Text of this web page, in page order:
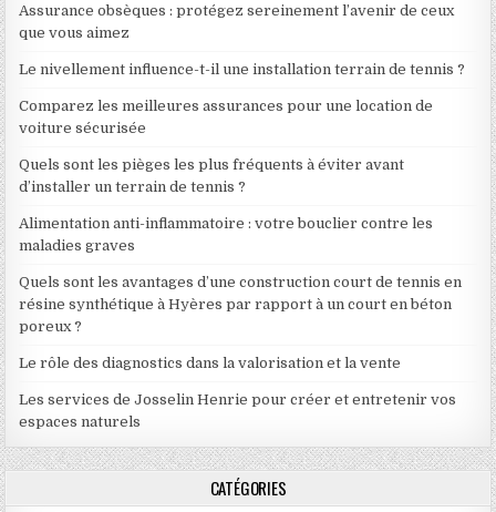
Assurance obsèques : protégez sereinement l’avenir de ceux
que vous aimez
Le nivellement influence-t-il une installation terrain de tennis ?
Comparez les meilleures assurances pour une location de
voiture sécurisée
Quels sont les pièges les plus fréquents à éviter avant
d’installer un terrain de tennis ?
Alimentation anti-inflammatoire : votre bouclier contre les
maladies graves
Quels sont les avantages d’une construction court de tennis en
résine synthétique à Hyères par rapport à un court en béton
poreux ?
Le rôle des diagnostics dans la valorisation et la vente
Les services de Josselin Henrie pour créer et entretenir vos
espaces naturels
CATÉGORIES